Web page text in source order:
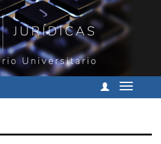
Cambiar